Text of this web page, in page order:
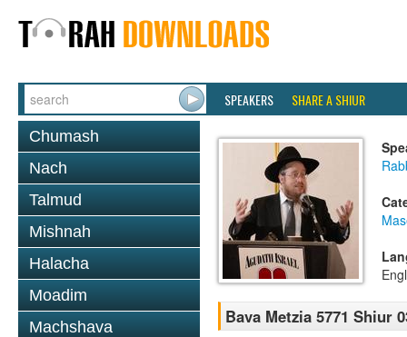
SPEAKERS SHARE A SHIUR
Chumash
Nach
Talmud
Mishnah
Halacha
Moadim
Machshava
Bava Metzia 5771 Shiur